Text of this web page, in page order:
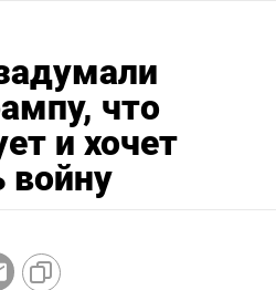
что
и хочет
войну